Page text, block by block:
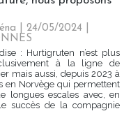
| 24/05/2024
: Hurtigruten n’est plus
à la ligne de
mais aussi, depuis 2023 à
en Norvège qui permettent
longues escales avec, en
succès de la compagnie